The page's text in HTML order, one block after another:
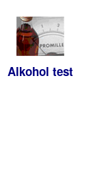
Alkohol test